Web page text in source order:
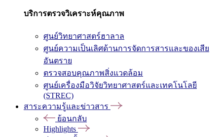
บริการตรวจวิเคราะห์คุณภาพ
ศูนย์วิทยาศาสตร์ฮาลาล
ศูนย์ความเป็นเลิศด้านการจัดการสารและของเสีย
อันตราย
ตรวจสอบคุณภาพสิ่งแวดล้อม
ศูนย์เครื่องมือวิจัยวิทยาศาสตร์และเทคโนโลยี
(STREC)
สาระความรู้และข่าวสาร
ย้อนกลับ
Highlights